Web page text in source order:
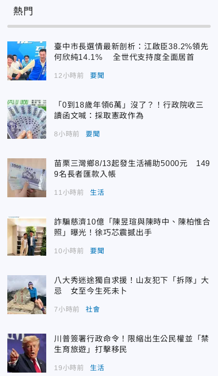
熱門
臺中市長選情最新剖析：江啟臣38.2%領先
何欣純14.1% 全世代支持度全面居首
12小時前 要聞
「0到18歲年領6萬」沒了？！行政院收三
讀函文喊：採取憲政作為
8小時前 要聞
苗栗三灣鄉8/13起發生活補助5000元 149
9名長者匯款入帳
11小時前 生活
詐騙慈濟10億「陳昱瑄與陳時中、陳柏惟合
照」曝光！徐巧芯震撼出手
10小時前 要聞
八大秀迷途獨自求援！山友犯下「拆隊」大
忌 女至今生死未卜
7小時前 社會
川普簽署行政命令！限縮出生公民權並「禁
生育旅遊」打擊移民
19小時前 生活